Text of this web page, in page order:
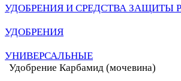
УДОБРЕНИЯ И СРЕДСТВА ЗАЩИТЫ
УДОБРЕНИЯ
УНИВЕРСАЛЬНЫЕ
Удобрение Карбамид (мочевина)